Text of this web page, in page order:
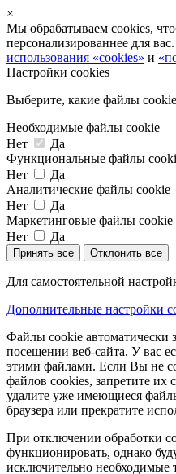
×
Мы обрабатываем cookies,
персонализированнее для
использования «cookies» и
Настройки cookies
Выберите, какие файлы
Необходимые файлы cookie
Нет
Да
Функциональные файлы
Нет
Да
Аналитические файлы cookie
Нет
Да
Маркетинговые файлы cookie
Нет
Да
Принять все Отклонить все
Для самостоятельной
Дополнительные настройки
Файлы cookie автоматически
посещении веб-сайта. У вас
этими файлами. Если Вы не
файлов cookies, запретите их
удалите уже имеющиеся
браузера или прекратите
При отключении обработки
функционировать, однако
исключительно необходимые